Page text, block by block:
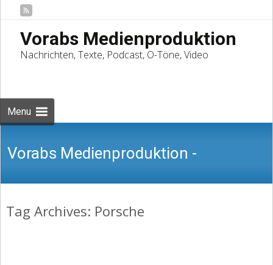
Vorabs Medienproduktion
Nachrichten, Texte, Podcast, O-Töne, Video
Menu
Vorabs Medienproduktion -
Nachrichten, Texte, Podcast, O-Töne,
Tag Archives: Porsche